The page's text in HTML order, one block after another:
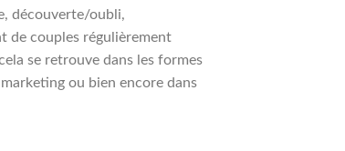
découverte/oubli,
couples régulièrement
se retrouve dans les formes
ou bien encore dans